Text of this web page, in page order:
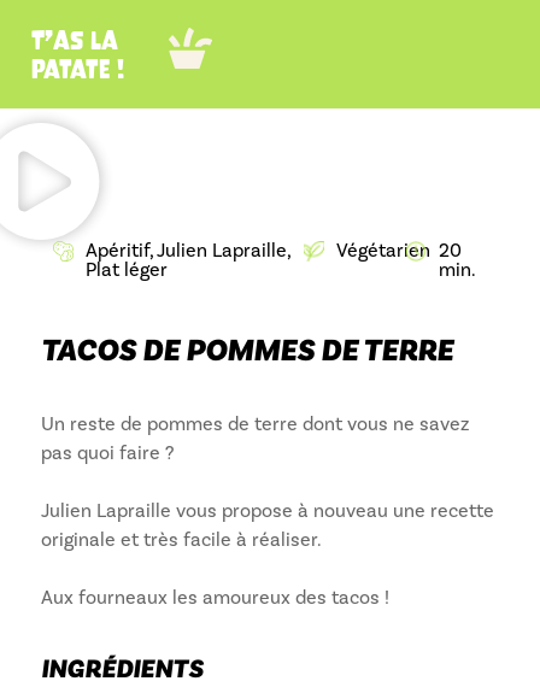
T’as la
patate !
Apéritif,Julien Lapraille,
Plat léger
Végétarien 20
min.
TACOS DE POMMES DE TERRE
Un reste de pommes de terre dont vous ne savez
pas quoi faire ?
Julien Lapraille vous propose à nouveau une recette
originale et très facile à réaliser.
Aux fourneaux les amoureux des tacos !
INGRÉDIENTS